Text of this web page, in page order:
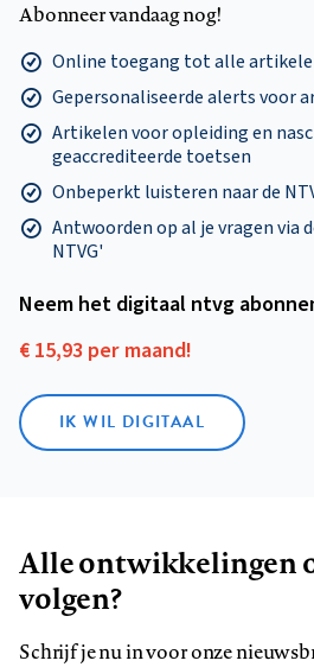
Abonneer vandaag nog!
Online toegang tot alle
Gepersonaliseerde alerts voor
Artikelen voor opleiding en
geaccrediteerde toetsen
Onbeperkt luisteren naar de
Antwoorden op al je vragen via
NTVG'
Neem het digitaal ntvg
€ 15,93 per maand!
IK WIL DIGITAAL
Alle ontwikkelingen
volgen?
Schrijf je nu in voor onze